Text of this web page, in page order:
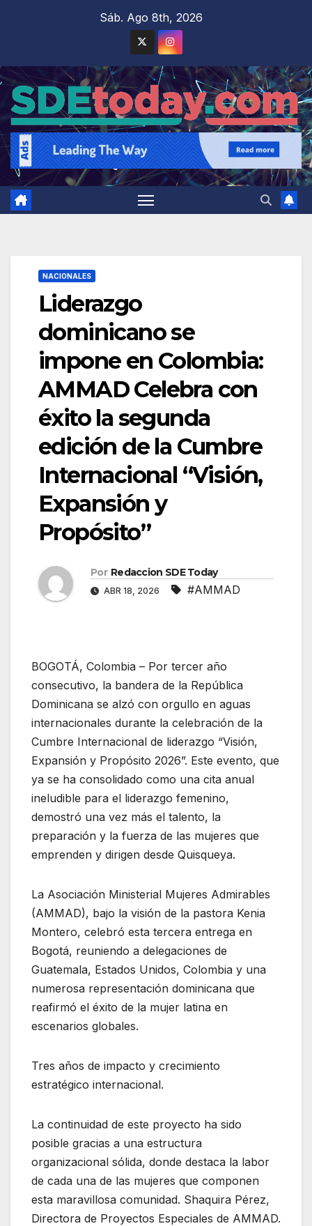
Sáb. Ago 8th, 2026
NACIONALES
Liderazgo
dominicano se
impone en Colombia:
AMMAD Celebra con
éxito la segunda
edición de la Cumbre
Internacional “Visión,
Expansión y
Propósito”
Por Redaccion SDE Today
ABR 18, 2026 #AMMAD
BOGOTÁ, Colombia – Por tercer año
consecutivo, la bandera de la República
Dominicana se alzó con orgullo en aguas
internacionales durante la celebración de la
Cumbre Internacional de liderazgo “Visión,
Expansión y Propósito 2026”. Este evento, que
ya se ha consolidado como una cita anual
ineludible para el liderazgo femenino,
demostró una vez más el talento, la
preparación y la fuerza de las mujeres que
emprenden y dirigen desde Quisqueya.
La Asociación Ministerial Mujeres Admirables
(AMMAD), bajo la visión de la pastora Kenia
Montero, celebró esta tercera entrega en
Bogotá, reuniendo a delegaciones de
Guatemala, Estados Unidos, Colombia y una
numerosa representación dominicana que
reafirmó el éxito de la mujer latina en
escenarios globales.
Tres años de impacto y crecimiento
estratégico internacional.
La continuidad de este proyecto ha sido
posible gracias a una estructura
organizacional sólida, donde destaca la labor
de cada una de las mujeres que componen
esta maravillosa comunidad. Shaquira Pérez,
Directora de Proyectos Especiales de AMMAD.